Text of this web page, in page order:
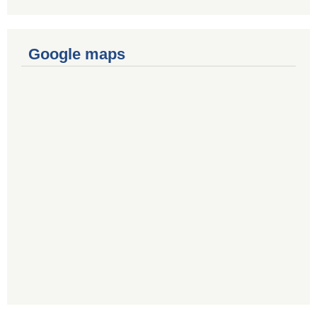
Google maps